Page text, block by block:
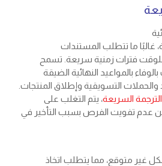
غالبًا ما تتطلب المستندات
فترات زمنية سريعة. تسمح
بالمواعيد النهائية الضيقة
التسويقية وإطلاق المنتجات.
السريعة، يتم التغلب على
عدم تفويت الفرص بسبب التأخير في
غير متوقع، مما يتطلب اتخاذ